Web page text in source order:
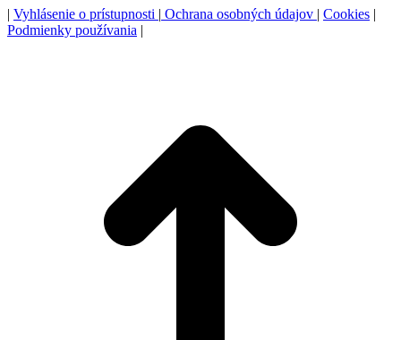
| Vyhlásenie o prístupnosti | Ochrana osobných údajov | Cookies |
Podmienky používania |